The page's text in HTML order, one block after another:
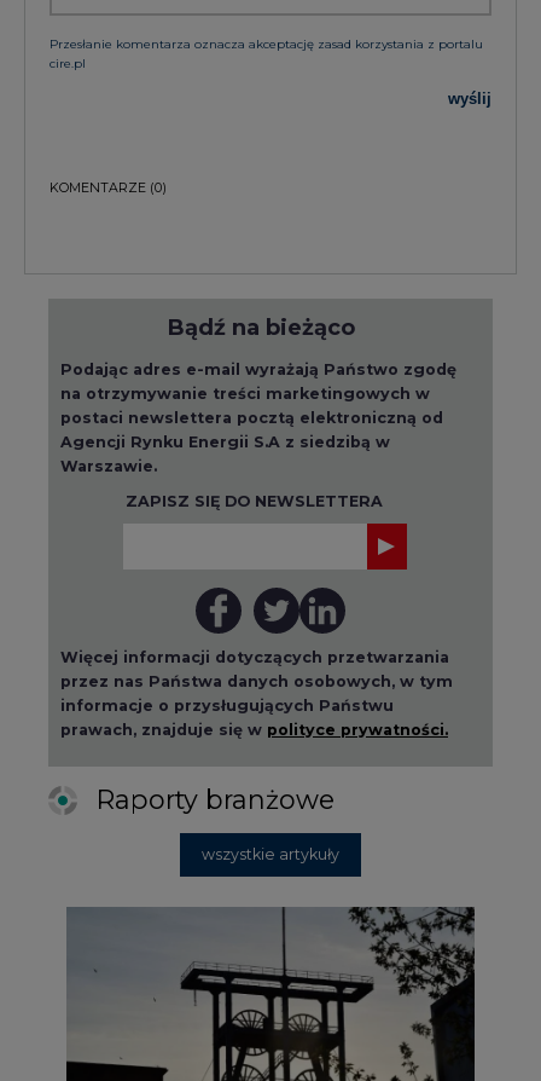
Podając adres e-mail wyrażają Państwo zgodę
na otrzymywanie treści marketingowych w
postaci newslettera pocztą elektroniczną od
Agencji Rynku Energii S.A z siedzibą w
Warszawie.
ZAPISZ SIĘ DO NEWSLETTERA
Więcej informacji dotyczących przetwarzania
przez nas Państwa danych osobowych, w tym
informacje o przysługujących Państwu
prawach, znajduje się w polityce prywatności.
Raporty branżowe
2026-08-01 14:30
Czy na Górnym Śląsku będzie "życie
po węglu"? (raport)